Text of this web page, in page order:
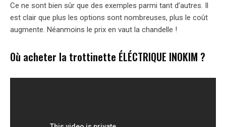
Ce ne sont bien sûr que des exemples parmi tant d’autres. Il
est clair que plus les options sont nombreuses, plus le coût
augmente. Néanmoins le prix en vaut la chandelle !
Où acheter la trottinette ÉLÉCTRIQUE INOKIM ?